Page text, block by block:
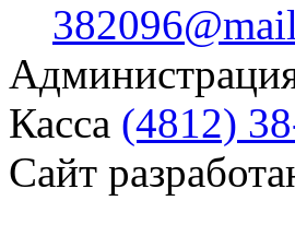
Касса (4812)
Сайт